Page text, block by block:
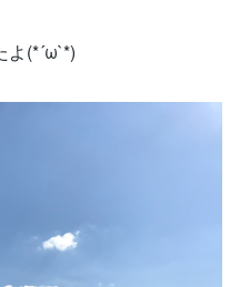
よ(*´ω`*)